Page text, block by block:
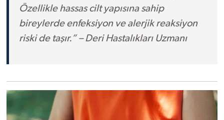
Özellikle hassas cilt yapısına sahip
bireylerde enfeksiyon ve alerjik reaksiyon
riski de taşır.” – Deri Hastalıkları Uzmanı